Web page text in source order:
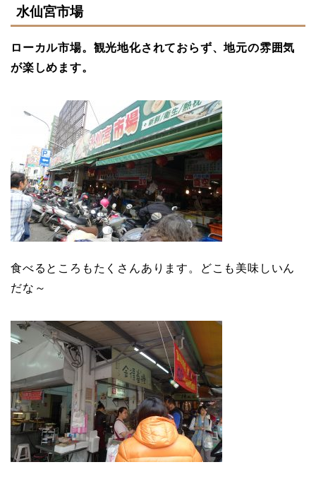
水仙宮市場
ローカル市場。観光地化されておらず、地元の雰囲気
が楽しめます。
食べるところもたくさんあります。どこも美味しいん
だな～